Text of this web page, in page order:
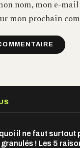
nom, mon e-
mon prochain
il ne faut surtout
! Les 5